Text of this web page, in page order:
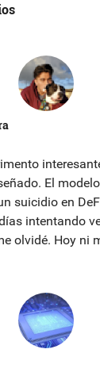
El
suicidio en
intentando
olvidé. Hoy ni